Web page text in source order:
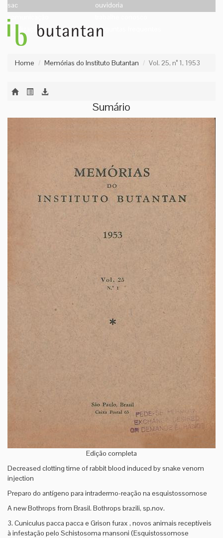
sac
ouvidoria
comunicação
localização
perguntas frequentes
Home Memórias do Instituto Butantan Vol. 25, n° 1, 1953
Sumário
Edição completa
Decreased clotting time of rabbit blood induced by snake venom
injection
Preparo do antígeno para intradermo-reação na esquistossomose
A new Bothrops from Brasil. Bothrops brazili, sp.nov.
3. Cuniculus pacca pacca e Grison furax , novos animais receptíveis
à infestação pelo Schistosoma mansoni (Esquistossomose